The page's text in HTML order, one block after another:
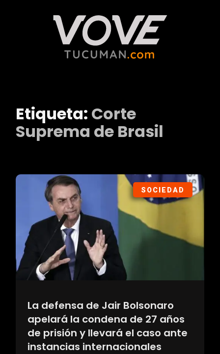
Etiqueta: Corte
Suprema de Brasil
SOCIEDAD
La defensa de Jair Bolsonaro
apelará la condena de 27 años
de prisión y llevará el caso ante
instancias internacionales